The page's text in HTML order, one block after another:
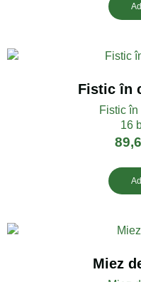
Fistic în
Fistic în
16
Miez